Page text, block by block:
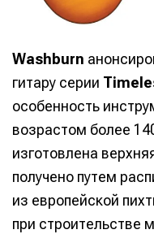
Washburn
гитару серии
особенность
возрастом более
изготовлена
получено путем
из европейской
при строительстве